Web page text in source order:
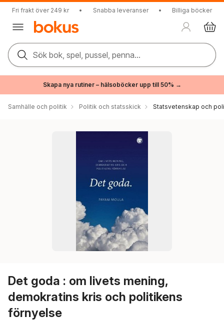
Fri frakt över 249 kr • Snabba leveranser • Billiga böcker
Sök bok, spel, pussel, penna...
Skapa nya rutiner – hälsoböcker upp till 50% →
Samhälle och politik Politik och statsskick Statsvetenskap och
Det goda : om livets mening,
demokratins kris och politikens
förnyelse